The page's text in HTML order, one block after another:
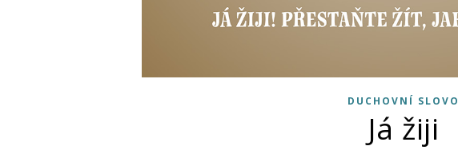
DUCHOVNÍ SLOVO
Já žiji